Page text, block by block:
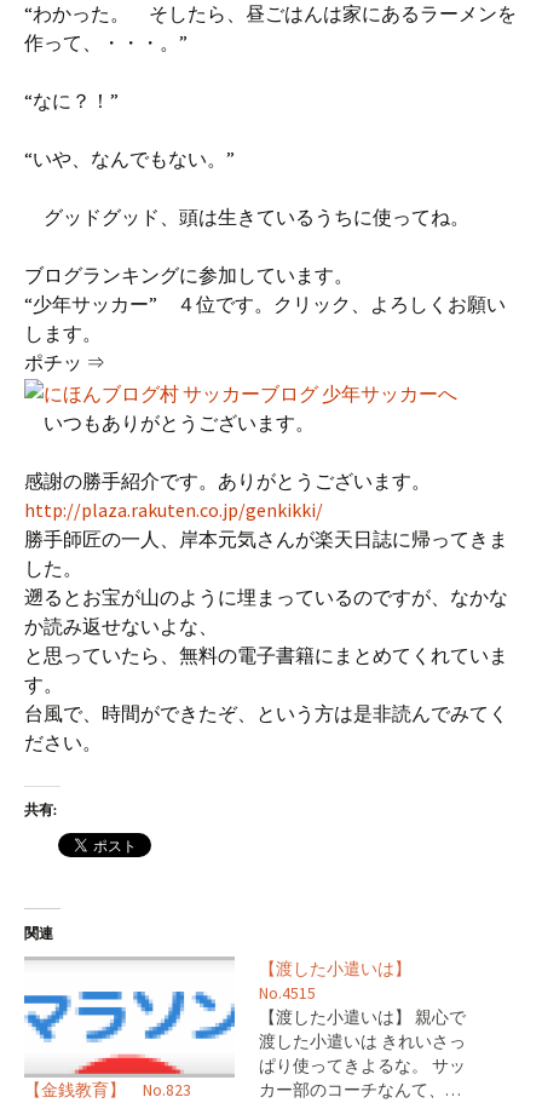
“わかった。 そしたら、昼ごはんは家にあるラーメンを
作って、・・・。”
“なに？！”
“いや、なんでもない。”
グッドグッド、頭は生きているうちに使ってね。
ブログランキングに参加しています。
“少年サッカー” ４位です。クリック、よろしくお願い
します。
ポチッ ⇒
いつもありがとうございます。
感謝の勝手紹介です。ありがとうございます。
http://plaza.rakuten.co.jp/genkikki/
勝手師匠の一人、岸本元気さんが楽天日誌に帰ってきま
した。
遡るとお宝が山のように埋まっているのですが、なかな
か読み返せないよな、
と思っていたら、無料の電子書籍にまとめてくれていま
す。
台風で、時間ができたぞ、という方は是非読んでみてく
ださい。
共有:
関連
【金銭教育】 No.823
【渡した小遣いは】
No.4515
【渡した小遣いは】 親心で
渡した小遣いは きれいさっ
ぱり使ってきよるな。 サッ
カー部のコーチなんて、…